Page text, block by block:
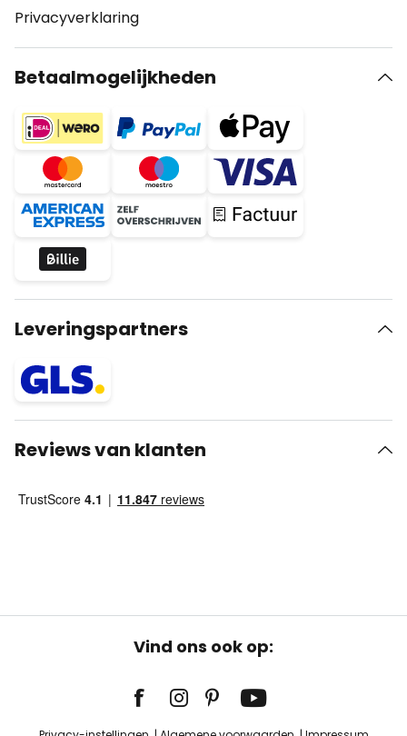
Privacyverklaring
Betaalmogelijkheden
Leveringspartners
Reviews van klanten
Vind ons ook op: